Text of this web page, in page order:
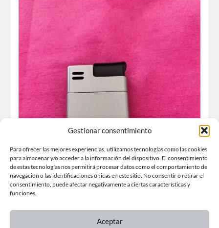
Gestionar consentimiento
Para ofrecer las mejores experiencias, utilizamos tecnologías como las cookies
para almacenar y/o acceder a la información del dispositivo. El consentimiento
de estas tecnologías nos permitirá procesar datos como el comportamiento de
navegación o las identificaciones únicas en este sitio. No consentir o retirar el
consentimiento, puede afectar negativamente a ciertas características y
funciones.
Aceptar
Banco Riva y García
Dieter Rams y Florian Seiffert ( 1971 )